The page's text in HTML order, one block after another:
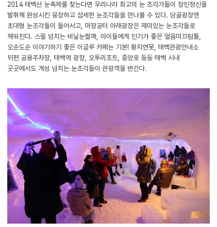
2014 태백산 눈축제를 찾는다면 우리나라 최고의 눈 조각가들이 장인정신을
발휘해 완성시킨 웅장하고 섬세한 눈조각들을 만나볼 수 있다. 당골광장엔
초대형 눈조각들이 들어서고, 마장공터 아래광장은 재미있는 눈조각들로
채워진다. 스릴 넘치는 비닐눈썰매, 아이들에게 인기가 좋은 얼음미끄럼틀,
오순도순 이야기하기 좋은 이글루 카페는 기본! 황지연못, 태백관광안내소
뒤편 공용주차장, 태백역 광장, 오투리조트, 중앙로 등등 태백 시내
곳곳에서도 개성 넘치는 눈조각들이 관광객을 반긴다.